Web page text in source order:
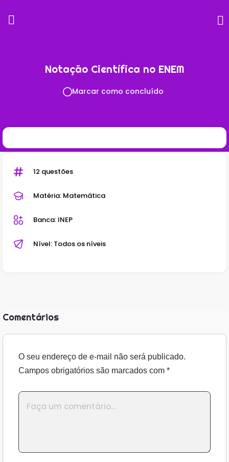
Notação Científica no ENEM
Marcar como concluído
12 questões
Matéria: Matemática
Banca: INEP
Nível: Todos os níveis
Comentários
O seu endereço de e-mail não será publicado.
Campos obrigatórios são marcados com *